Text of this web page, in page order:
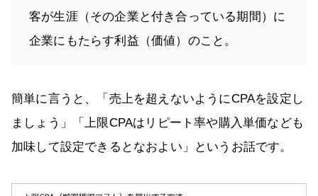
客が生涯（その企業と付き合っている期間）に
企業にもたらす利益（価値）のこと。
簡単に言うと、「売上を超えないようにCPAを設定し
ましょう」「上限CPAはリピート率や購入単価なども
加味して設定できるとなおよい」というお話です。